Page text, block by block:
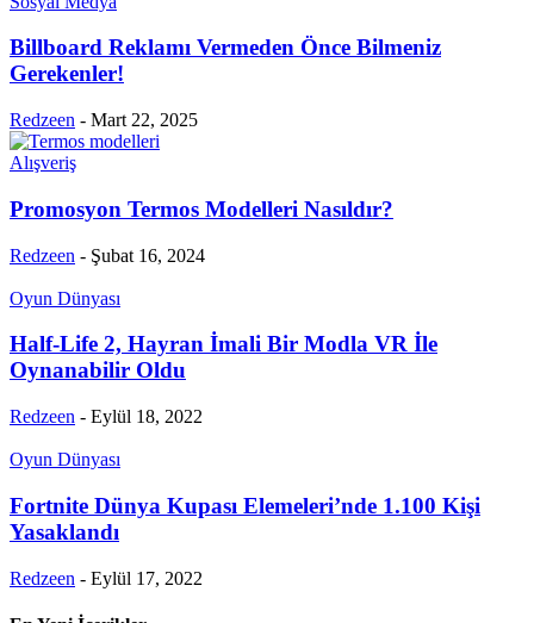
Billboard Reklamı Vermeden Önce Bilmeniz
Gerekenler!
Redzeen - Mart 22, 2025
Alışveriş
Promosyon Termos Modelleri Nasıldır?
Redzeen - Şubat 16, 2024
Oyun Dünyası
Half-Life 2, Hayran İmali Bir Modla VR İle
Oynanabilir Oldu
Redzeen - Eylül 18, 2022
Oyun Dünyası
Fortnite Dünya Kupası Elemeleri’nde 1.100 Kişi
Yasaklandı
Redzeen - Eylül 17, 2022